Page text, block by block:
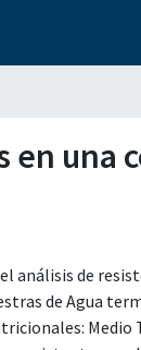
una
análisis de
de Agua
Medio